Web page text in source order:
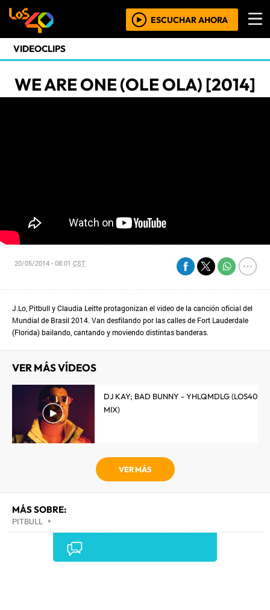
ESCUCHAR AHORA
VIDEOCLIPS
WE ARE ONE (OLE OLA) [2014]
20/05/2014 - 08:01CST
J.Lo, Pitbull y Claudia Leitte protagonizan el video de la canción oficial del
Mundial de Brasil 2014. Van desfilando por las calles de Fort Lauderdale
(Florida) bailando, cantando y moviendo distintas banderas.
VER MÁS VÍDEOS
DJ KAY; BAD BUNNY - YHLQMDLG (LOS40
MIX)
VER MÁS
MÁS SOBRE:
PITBULL •